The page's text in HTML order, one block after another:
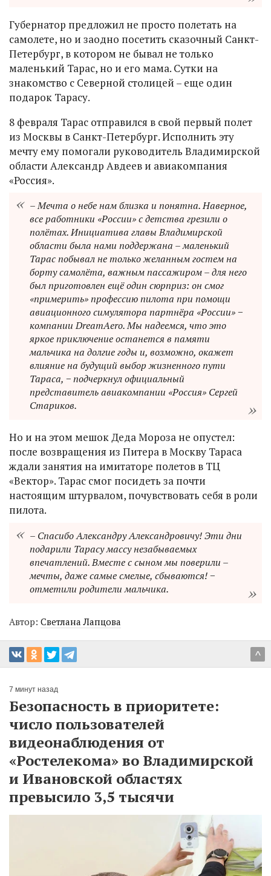
Губернатор предложил не просто полетать на
самолете, но и заодно посетить сказочный Санкт-
Петербург, в котором не бывал не только
маленький Тарас, но и его мама. Сутки на
знакомство с Северной столицей – еще один
подарок Тарасу.
8 февраля Тарас отправился в свой первый полет
из Москвы в Санкт-Петербург. Исполнить эту
мечту ему помогали руководитель Владимирской
области Александр Авдеев и авиакомпания
«Россия».
– Мечта о небе нам близка и понятна. Наверное,
все работники «России» с детства грезили о
полётах. Инициатива главы Владимирской
области была нами поддержана – маленький
Тарас побывал не только желанным гостем на
борту самолёта, важным пассажиром – для него
был приготовлен ещё один сюрприз: он смог
«примерить» профессию пилота при помощи
авиационного симулятора партнёра «России» −
компании DreamAero. Мы надеемся, что это
яркое приключение останется в памяти
мальчика на долгие годы и, возможно, окажет
влияние на будущий выбор жизненного пути
Тараса, − подчеркнул официальный
представитель авиакомпании «Россия» Сергей
Стариков.
Но и на этом мешок Деда Мороза не опустел:
после возвращения из Питера в Москву Тараса
ждали занятия на имитаторе полетов в ТЦ
«Вектор». Тарас смог посидеть за почти
настоящим штурвалом, почувствовать себя в роли
пилота.
– Спасибо Александру Александровичу! Эти дни
подарили Тарасу массу незабываемых
впечатлений. Вместе с сыном мы поверили –
мечты, даже самые смелые, сбываются! −
отметили родители мальчика.
Автор: Светлана Лапцова
^
7 минут назад
Безопасность в приоритете:
число пользователей
видеонаблюдения от
«Ростелекома» во Владимирской
и Ивановской областях
превысило 3,5 тысячи